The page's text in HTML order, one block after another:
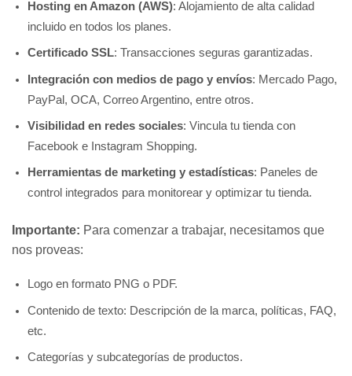
Hosting en Amazon (AWS): Alojamiento de alta calidad
incluido en todos los planes.
Certificado SSL: Transacciones seguras garantizadas.
Integración con medios de pago y envíos: Mercado Pago,
PayPal, OCA, Correo Argentino, entre otros.
Visibilidad en redes sociales: Vincula tu tienda con
Facebook e Instagram Shopping.
Herramientas de marketing y estadísticas: Paneles de
control integrados para monitorear y optimizar tu tienda.
Importante: Para comenzar a trabajar, necesitamos que
nos proveas:
Logo en formato PNG o PDF.
Contenido de texto: Descripción de la marca, políticas, FAQ,
etc.
Categorías y subcategorías de productos.